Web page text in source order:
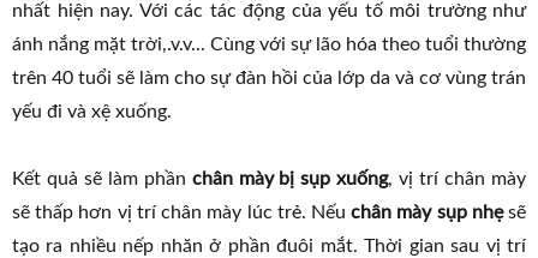
nhất hiện nay. Với các tác động của yếu tố môi trường như
ánh nắng mặt trời,.v.v... Cùng với sự lão hóa theo tuổi thường
trên 40 tuổi sẽ làm cho sự đàn hồi của lớp da và cơ vùng trán
yếu đi và xệ xuống.
Kết quả sẽ làm phần chân mày bị sụp xuống, vị trí chân mày
sẽ thấp hơn vị trí chân mày lúc trẻ. Nếuchân mày sụp nhẹsẽ
tạo ra nhiều nếp nhăn ở phần đuôi mắt. Thời gian sau vị trí